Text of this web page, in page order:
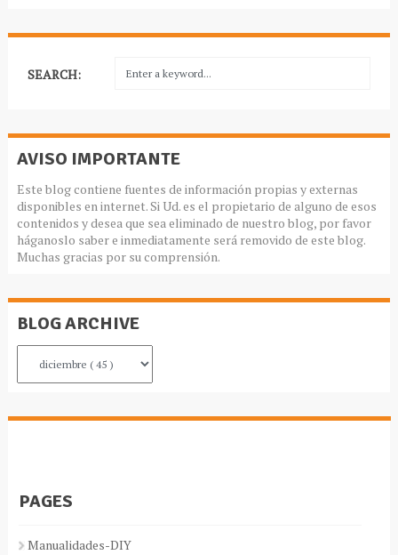
SEARCH:
AVISO IMPORTANTE
Este blog contiene fuentes de información propias y externas
disponibles en internet. Si Ud. es el propietario de alguno de esos
contenidos y desea que sea eliminado de nuestro blog, por favor
háganoslo saber e inmediatamente será removido de este blog.
Muchas gracias por su comprensión.
BLOG ARCHIVE
PAGES
Manualidades-DIY